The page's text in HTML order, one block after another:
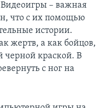
– важная
что с их помощью
истории.
жертв, а как бойцов,
черной краской. В
с ног на